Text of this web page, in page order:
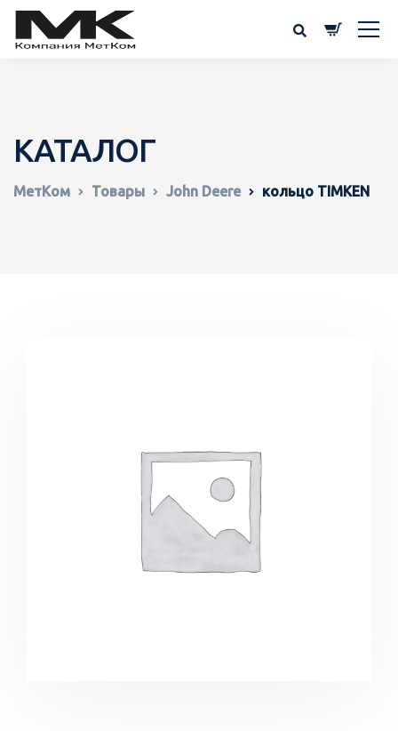
КАТАЛОГ
МетКом Товары John Deere кольцо TIMKEN